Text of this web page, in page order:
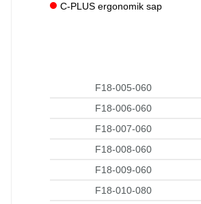
C-PLUS ergonomik sap
F18-005-060
F18-006-060
F18-007-060
F18-008-060
F18-009-060
F18-010-080